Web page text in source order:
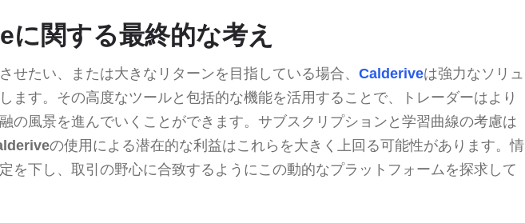
に関する最終的な考え
せたい、または大きなリターンを目指している場合、 Calderiveは強力なソリュ
ます。その高度なツールと包括的な機能を活用することで、トレーダーはより
の風景を進んでいくことができます。サブスクリプションと学習曲線の考慮は
の使用による潜在的な利益はこれらを大きく上回る可能性があります。情
を下し、取引の野心に合致するようにこの動的なプラットフォームを探求して